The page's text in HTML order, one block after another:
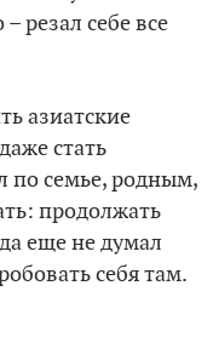
резал себе все
азиатские
стать
по семье, родным,
продолжать
еще не думал
себя там.